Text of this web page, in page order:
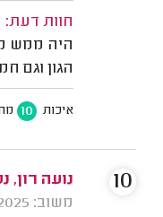
חוות דעת:
היה ממש
הגון וגם
איכות 10
נועה רון,
משוב: 20/08/2025
10